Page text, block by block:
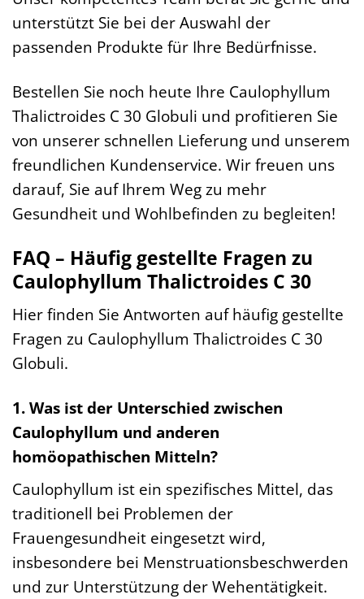
unterstützt Sie bei der Auswahl der
passenden Produkte für Ihre Bedürfnisse.
Bestellen Sie noch heute Ihre Caulophyllum
Thalictroides C 30 Globuli und profitieren Sie
von unserer schnellen Lieferung und unserem
freundlichen Kundenservice. Wir freuen uns
darauf, Sie auf Ihrem Weg zu mehr
Gesundheit und Wohlbefinden zu begleiten!
FAQ – Häufig gestellte Fragen zu
Caulophyllum Thalictroides C 30
Hier finden Sie Antworten auf häufig gestellte
Fragen zu Caulophyllum Thalictroides C 30
Globuli.
1. Was ist der Unterschied zwischen
Caulophyllum und anderen
homöopathischen Mitteln?
Caulophyllum ist ein spezifisches Mittel, das
traditionell bei Problemen der
Frauengesundheit eingesetzt wird,
insbesondere bei Menstruationsbeschwerden
und zur Unterstützung der Wehentätigkeit.